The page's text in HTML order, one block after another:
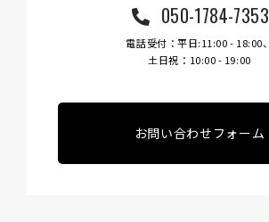
050-1784-7353
電話受付：平日:11:00 - 18:00、
土日祝：10:00 - 19:00
お問い合わせフォーム